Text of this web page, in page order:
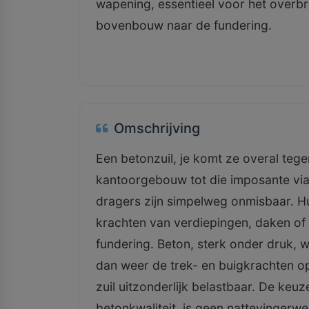
wapening, essentieel voor het
bovenbouw naar de fundering.
Omschrijving
Een betonzuil, je komt ze overal
kantoorgebouw tot die imposante
dragers zijn simpelweg onmisbaar.
krachten van verdiepingen, daken
fundering. Beton, sterk onder druk,
dan weer de trek- en buigkrachten
zuil uitzonderlijk belastbaar. De